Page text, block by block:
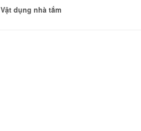
Vật dụng nhà tắm